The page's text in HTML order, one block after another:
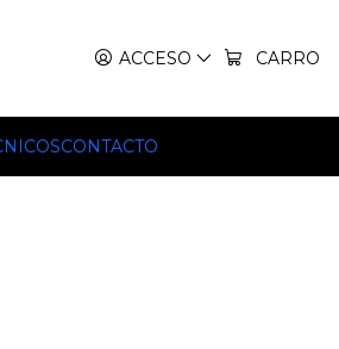
ACCESO CARRO
CONTACTO